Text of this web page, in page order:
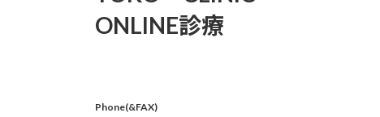
ONLINE診療
Phone(&FAX)